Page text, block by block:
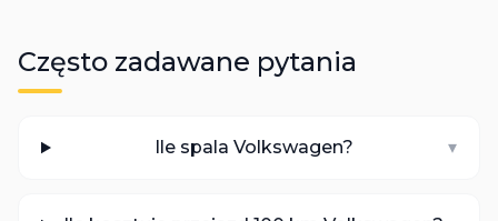
Często zadawane pytania
Ile spala Volkswagen? ▾